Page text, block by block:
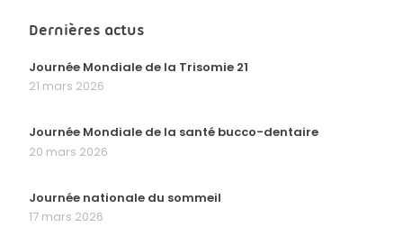
Dernières actus
Journée Mondiale de la Trisomie 21
21 mars 2026
Journée Mondiale de la santé bucco-dentaire
20 mars 2026
Journée nationale du sommeil
17 mars 2026